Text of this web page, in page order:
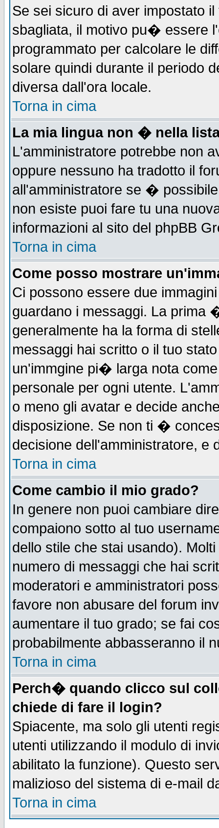
Se sei sicuro di aver impostato
sbagliata, il motivo pu� essere
programmato per calcolare le
solare quindi durante il periodo
diversa dall'ora locale.
Torna in cima
La mia lingua non � nella
L'amministratore potrebbe non
oppure nessuno ha tradotto il
all'amministratore se �
non esiste puoi fare tu una
informazioni al sito del phpBB
Torna in cima
Come posso mostrare
Ci possono essere due
guardano i messaggi. La prima
generalmente ha la forma di
messaggi hai scritto o il tuo
un'immgine pi� larga nota
personale per ogni utente.
o meno gli avatar e decide
disposizione. Se non ti �
decisione dell'amministratore, e
Torna in cima
Come cambio il mio grado?
In genere non puoi cambiare
compaiono sotto al tuo
dello stile che stai usando).
numero di messaggi che hai
moderatori e amministratori
favore non abusare del forum
aumentare il tuo grado; se fai
probabilmente abbasseranno il
Torna in cima
Perch� quando clicco sul
chiede di fare il login?
Spiacente, ma solo gli utenti
utenti utilizzando il modulo di
abilitato la funzione). Questo
malizioso del sistema di e-mail
Torna in cima